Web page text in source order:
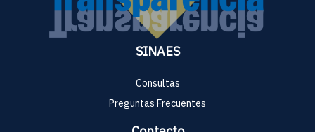
SINAES
Consultas
Preguntas Frecuentes